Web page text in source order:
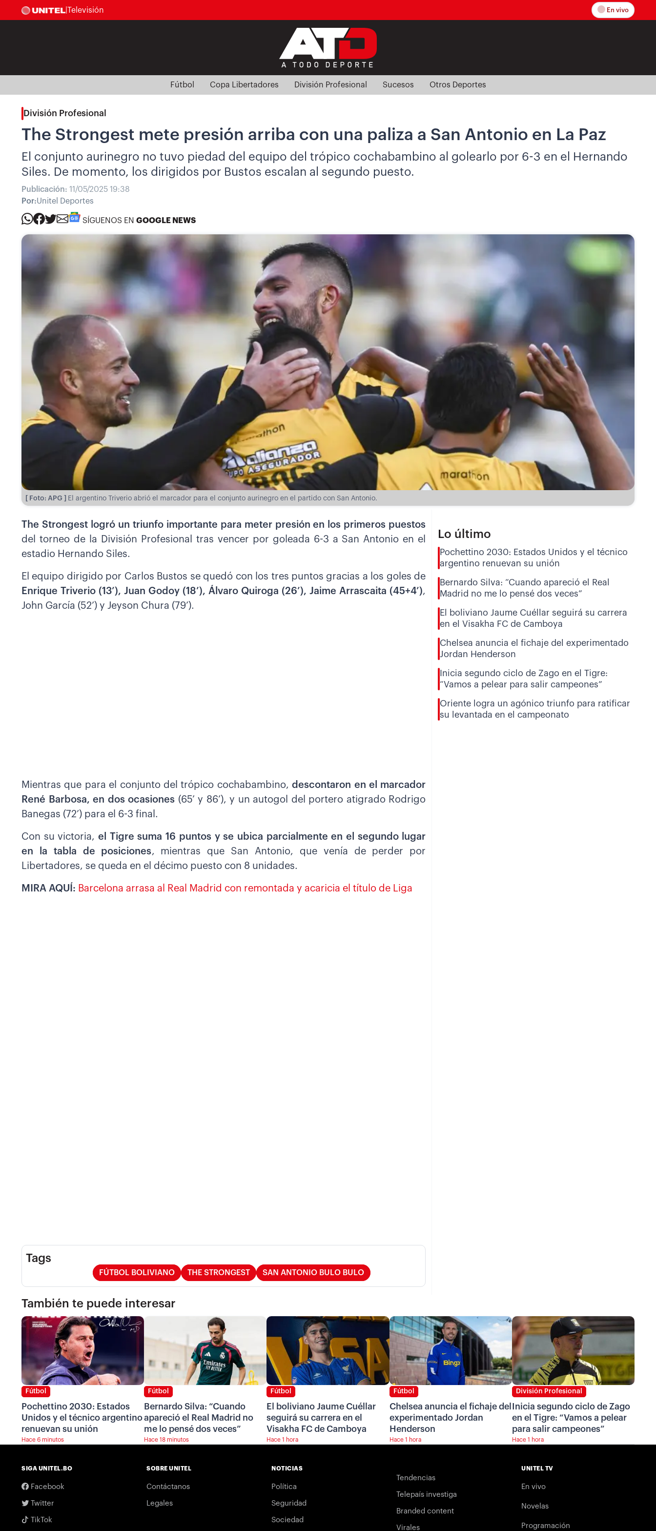
Televisión En vivo
Fútbol Copa Libertadores División Profesional Sucesos Otros Deportes
División Profesional
The Strongest mete presión arriba con una paliza a San Antonio en La Paz
El conjunto aurinegro no tuvo piedad del equipo del trópico cochabambino al golearlo por 6-3 en el Hernando
Siles. De momento, los dirigidos por Bustos escalan al segundo puesto.
Publicación: 11/05/2025 19:38
Por:Unitel Deportes
SÍGUENOS EN GOOGLE NEWS
[ Foto: APG ] El argentino Triverio abrió el marcador para el conjunto aurinegro en el partido con San Antonio.
The Strongest logró un triunfo importante para meter presión en los primeros puestos
del torneo de la División Profesional tras vencer por goleada 6-3 a San Antonio en el
estadio Hernando Siles.
El equipo dirigido por Carlos Bustos se quedó con los tres puntos gracias a los goles de
Enrique Triverio (13’), Juan Godoy (18’), Álvaro Quiroga (26’), Jaime Arrascaita (45+4’),
John García (52’) y Jeyson Chura (79’).
Mientras que para el conjunto del trópico cochabambino,descontaron en el marcador
René Barbosa, en dos ocasiones (65’ y 86’), y un autogol del portero atigrado Rodrigo
Banegas (72’) para el 6-3 final.
Con su victoria,el Tigre suma 16 puntos y se ubica parcialmente en el segundo lugar
en la tabla de posiciones, mientras que San Antonio, que venía de perder por
Libertadores, se queda en el décimo puesto con 8 unidades.
MIRA AQUÍ: Barcelona arrasa al Real Madrid con remontada y acaricia el título de Liga
Tags
FÚTBOL BOLIVIANO THE STRONGEST SAN ANTONIO BULO BULO
Lo último
Pochettino 2030: Estados Unidos y el técnico
argentino renuevan su unión
Bernardo Silva: “Cuando apareció el Real
Madrid no me lo pensé dos veces”
El boliviano Jaume Cuéllar seguirá su carrera
en el Visakha FC de Camboya
Chelsea anuncia el fichaje del experimentado
Jordan Henderson
Inicia segundo ciclo de Zago en el Tigre:
“Vamos a pelear para salir campeones”
Oriente logra un agónico triunfo para ratificar
su levantada en el campeonato
También te puede interesar
Fútbol
Pochettino 2030: Estados
Unidos y el técnico argentino
renuevan su unión
Hace 6 minutos
Fútbol
Bernardo Silva: “Cuando
apareció el Real Madrid no
me lo pensé dos veces”
Hace 18 minutos
Fútbol
El boliviano Jaume Cuéllar
seguirá su carrera en el
Visakha FC de Camboya
Hace 1 hora
Fútbol
Chelsea anuncia el fichaje del
experimentado Jordan
Henderson
Hace 1 hora
División Profesional
Inicia segundo ciclo de Zago
en el Tigre: “Vamos a pelear
para salir campeones”
Hace 1 hora
SIGA UNITEL.BO
Facebook
Twitter
TikTok
SOBRE UNITEL
Contáctanos
Legales
NOTICIAS
Política
Seguridad
Sociedad
Tendencias
Telepaís investiga
Branded content
Virales
UNITEL TV
En vivo
Novelas
Programación